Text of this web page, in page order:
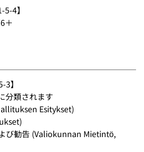
5-4】
＋
3】
分類されます
Esitykset)
び勧告 (Valiokunnan Mietintö,